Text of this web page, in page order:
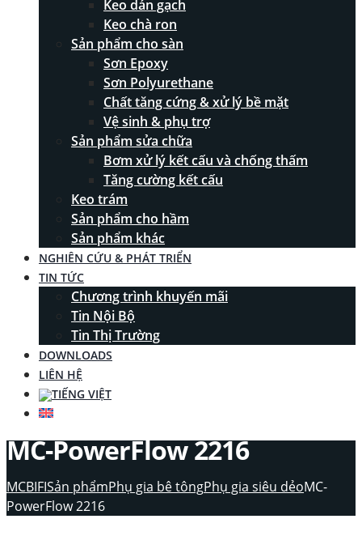
Keo dán gạch
Keo chà ron
Sản phẩm cho sàn
Sơn Epoxy
Sơn Polyurethane
Chất tăng cứng & xử lý bề mặt
Vệ sinh & phụ trợ
Sản phẩm sửa chữa
Bơm xử lý kết cấu và chống thấm
Tăng cường kết cấu
Keo trám
Sản phẩm cho hầm
Sản phẩm khác
NGHIÊN CỨU & PHÁT TRIỂN
TIN TỨC
Chương trình khuyến mãi
Tin Nội Bộ
Tin Thị Trường
DOWNLOADS
LIÊN HỆ
MC-PowerFlow 2216
MCBIFISản phẩmPhụ gia bê tôngPhụ gia siêu dẻoMC-
PowerFlow 2216